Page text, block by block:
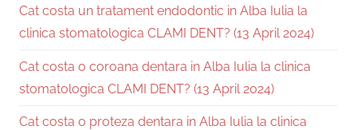
Cat costa un tratament endodontic in Alba Iulia la
clinica stomatologica CLAMI DENT? (13 April 2024)
Cat costa o coroana dentara in Alba Iulia la clinica
stomatologica CLAMI DENT? (13 April 2024)
Cat costa o proteza dentara in Alba Iulia la clinica